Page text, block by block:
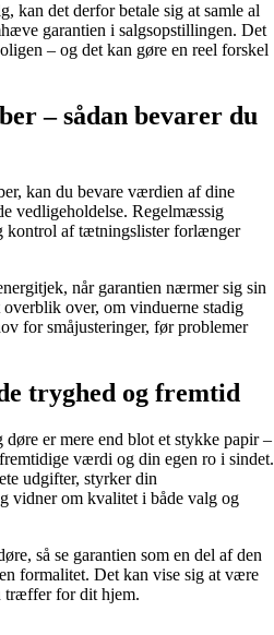
kan det derfor betale sig at samle al
garantien i salgsopstillingen. Det
– og det kan gøre en reel forskel
– sådan bevarer du
kan du bevare værdien af dine
vedligeholdelse. Regelmæssig
kontrol af tætningslister forlænger
når garantien nærmer sig sin
over, om vinduerne stadig
for småjusteringer, før problemer
tryghed og fremtid
er mere end blot et stykke papir –
værdi og din egen ro i sindet.
udgifter, styrker din
vidner om kvalitet i både valg og
så se garantien som en del af den
formalitet. Det kan vise sig at være
træffer for dit hjem.